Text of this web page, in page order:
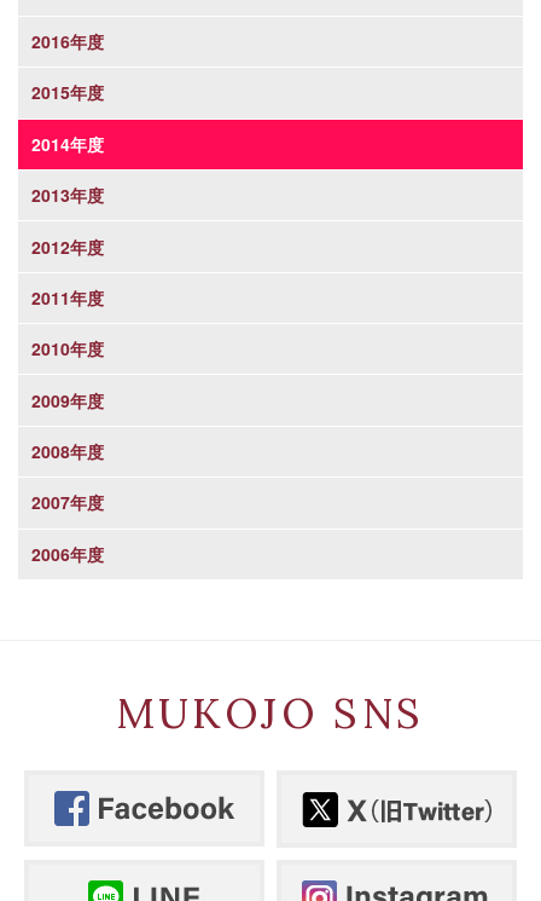
2016年度
2015年度
2014年度
2013年度
2012年度
2011年度
2010年度
2009年度
2008年度
2007年度
2006年度
MUKOJO SNS